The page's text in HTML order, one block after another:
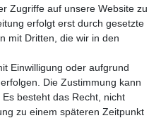
Zugriffe auf unsere Website zu
erfolgt erst durch gesetzte
mit Dritten, die wir in den
Einwilligung oder aufgrund
Die Zustimmung kann
besteht das Recht, nicht
zu einem späteren Zeitpunkt